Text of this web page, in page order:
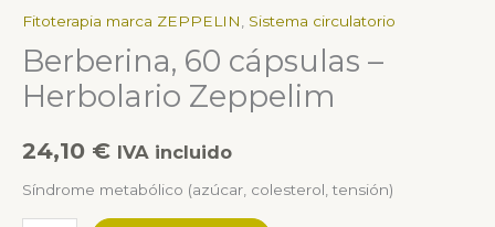
Fitoterapia marca ZEPPELIN, Sistema circulatorio
Berberina, 60 cápsulas –
Herbolario Zeppelim
24,10 € IVA incluido
Síndrome metabólico (azúcar, colesterol, tensión)